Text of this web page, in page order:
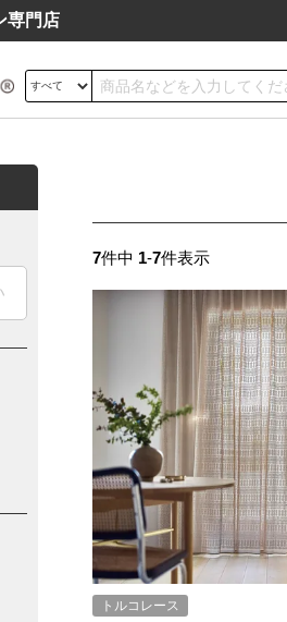
専⾨店
和モダン
モダン ナ
お問い合わせ
7件中 1-7件表示
トルコレース